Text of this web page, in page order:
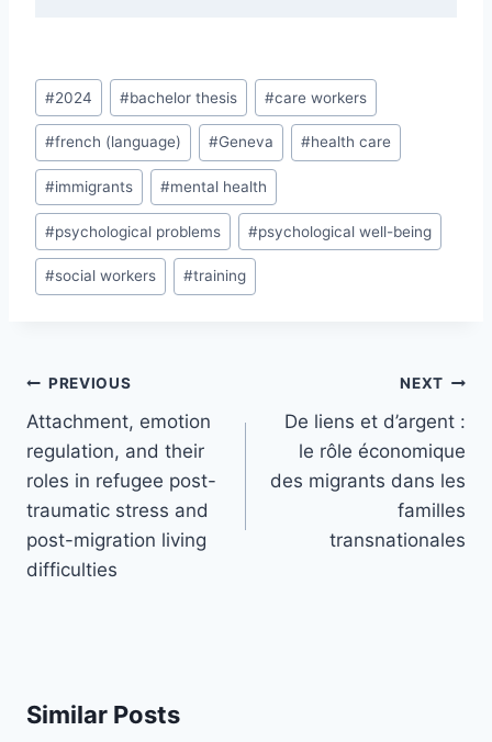
Post
Tags:
#2024 #bachelor thesis #care workers
#french (language) #Geneva #health care
#immigrants #mental health
#psychological problems #psychological well-being
#social workers #training
Post
navigation
PREVIOUS
Attachment, emotion
regulation, and their
roles in refugee post-
traumatic stress and
post-migration living
difficulties
NEXT
De liens et d’argent :
le rôle économique
des migrants dans les
familles
transnationales
Similar Posts